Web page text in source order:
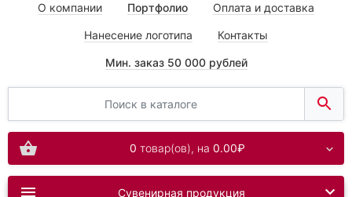
О компании Портфолио Оплата и доставка
Нанесение логотипа Контакты
Мин. заказ 50 000 рублей
0 товар(ов), на 0.00₽
Сувенирная продукция